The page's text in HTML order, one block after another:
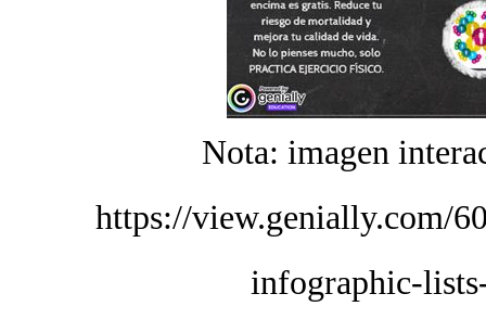
Nota: imagen
https://view.genially.com/
infographic-